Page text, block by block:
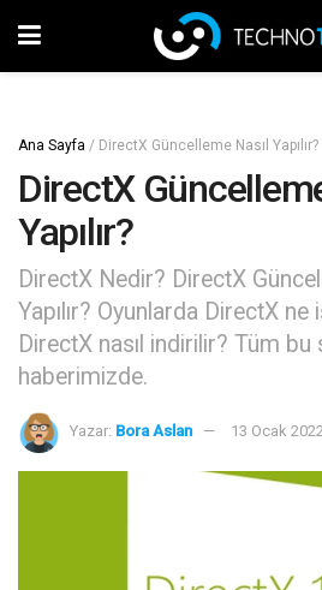
Ana Sayfa / DirectX Güncelleme Nasıl Yapılır?
DirectX
Yapılır?
DirectX Nedir? DirectX
Yapılır? Oyunlarda DirectX
DirectX nasıl indirilir? Tüm bu
haberimizde.
Yazar: Bora Aslan 13 Ocak 2022